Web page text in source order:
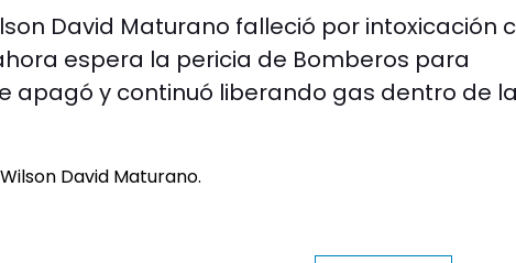
David Maturano falleció por intoxicación
espera la pericia de Bomberos para
apagó y continuó liberando gas dentro de la